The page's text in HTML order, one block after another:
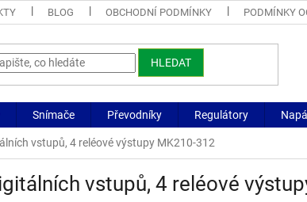
BLOG OBCHODNÍ PODMÍNKY PODMÍNKY
HLEDAT
Snímače Převodníky Regulátory
vstupů, 4 reléové výstupy MK210-312
vstupů, 4 reléové